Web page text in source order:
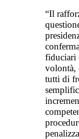
“Il
fiduciari
volontà,
tutti di